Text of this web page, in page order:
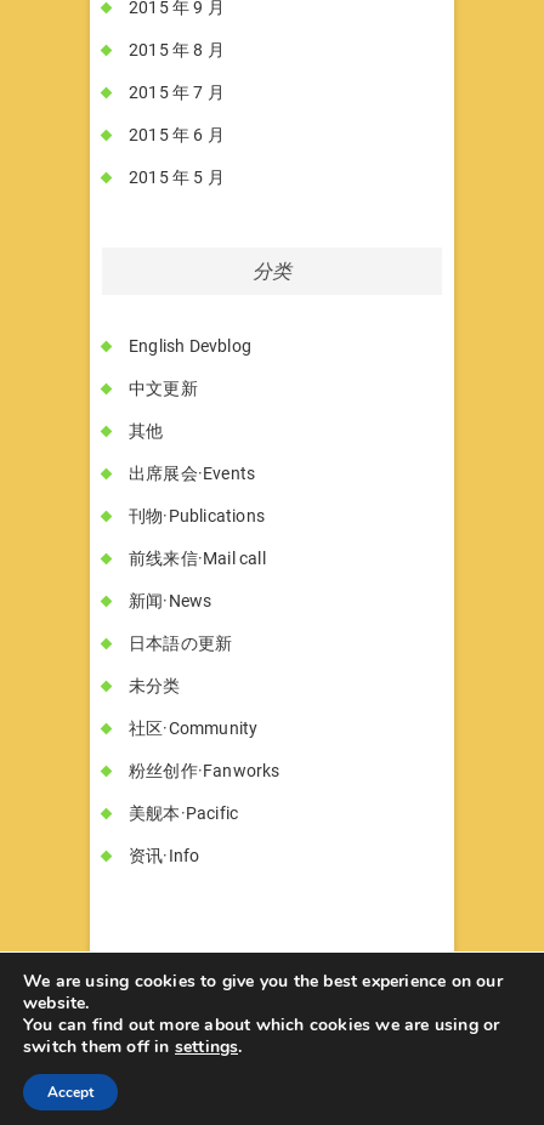
2015 年 9 月
2015 年 8 月
2015 年 7 月
2015 年 6 月
2015 年 5 月
分类
English Devblog
中文更新
其他
出席展会·Events
刊物·Publications
前线来信·Mail call
新闻·News
日本語の更新
未分类
社区·Community
粉丝创作·Fanworks
美舰本·Pacific
资讯·Info
© 2026书墓◇Circle Hon-haka| Designed
by:Theme Freesia
We are using cookies to give you the best experience on our
website.
You can find out more about which cookies we are using or
switch them off in settings.
Accept